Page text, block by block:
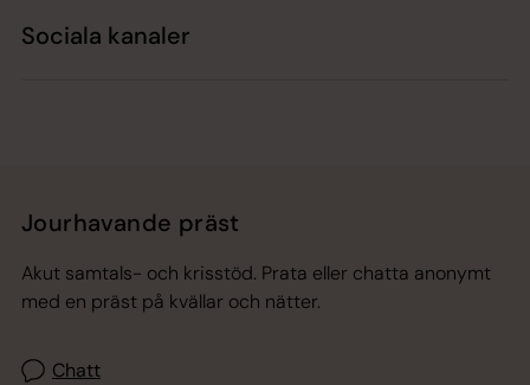
Sociala kanaler
Jourhavande präst
Akut samtals- och krisstöd. Prata eller chatta anonymt
med en präst på kvällar och nätter.
Chatt